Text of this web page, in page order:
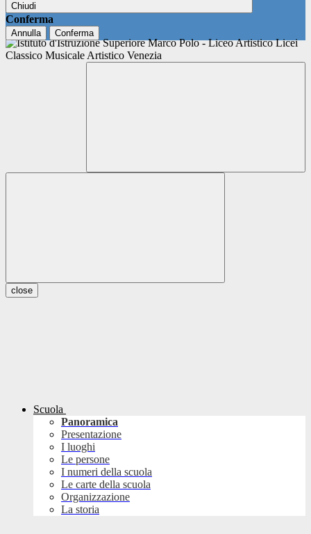
Chiudi
Conferma
Annulla Conferma
close
Scuola
Panoramica
Presentazione
I luoghi
Le persone
I numeri della scuola
Le carte della scuola
Organizzazione
La storia